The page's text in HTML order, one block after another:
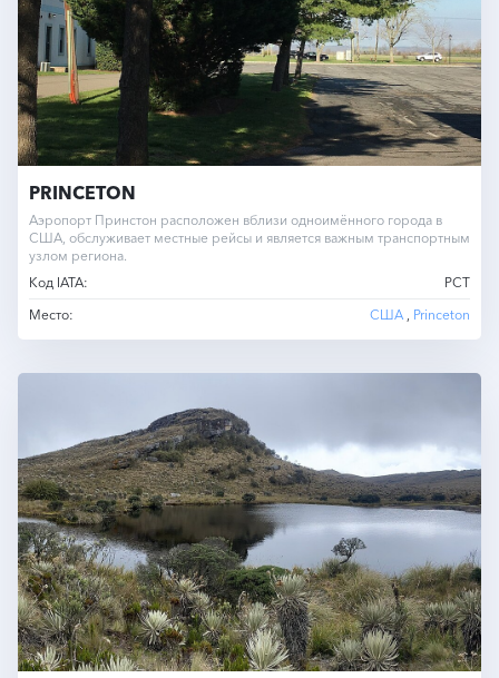
PRINCETON
Аэропорт Принстон расположен вблизи одноимённого города в
США, обслуживает местные рейсы и является важным транспортным
узлом региона.
Код IATA:
PCT
Место:
США Princeton